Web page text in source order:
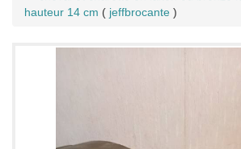
hauteur 14 cm ( jeffbrocante )